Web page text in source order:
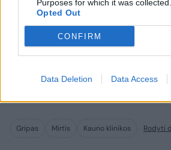
Purposes for which it was collected.
Opted Out
CONFIRM
Data Deletion Data Access
Sekmadienį mirusi medikė
hipertenzija.
Kaune šiuo metu paskelbta
Gripas Mirtis Kauno klinikos Rodyti